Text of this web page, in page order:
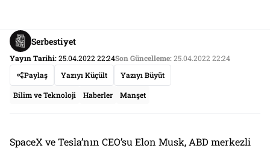
Serbestiyet
Yayın Tarihi:25.04.2022 22:24Son Güncelleme:25.04.2022 22:24
Paylaş
Yazıyı Küçült Yazıyı Büyüt
Bilim ve Teknoloji Haberler Manşet
SpaceX ve Tesla’nın CEO’su Elon Musk, ABD merkezli